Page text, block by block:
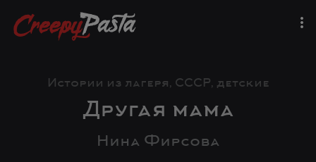
Истории из лагеря, СССР, детские
Другая мама
Нина Фирсова